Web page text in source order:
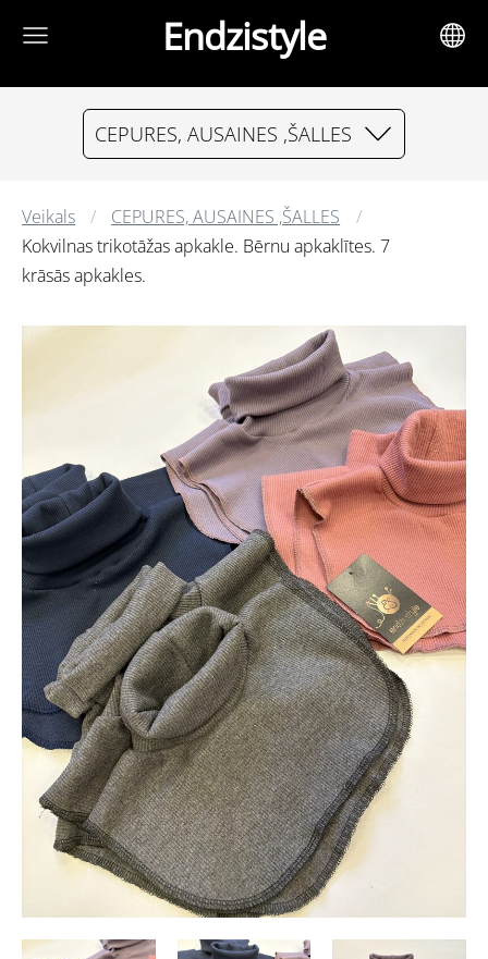
Endzistyle
CEPURES, AUSAINES ,ŠALLES
Veikals
CEPURES, AUSAINES ,ŠALLES
Kokvilnas trikotāžas apkakle. Bērnu apkaklītes. 7
krāsās apkakles.